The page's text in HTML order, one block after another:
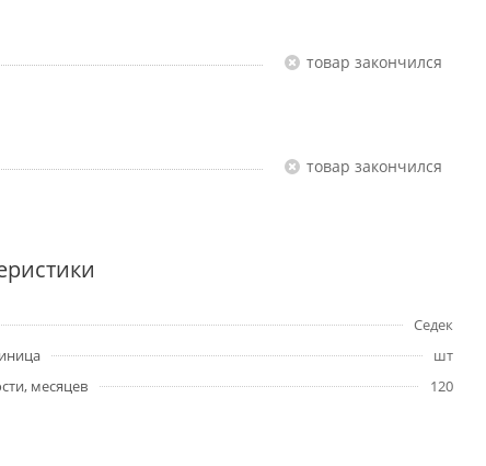
Товар закончился
Товар закончился
Седек
шт
месяцев
120